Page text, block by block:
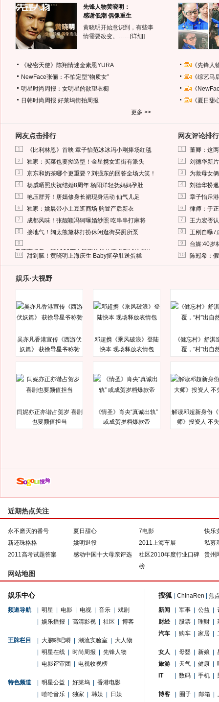
先锋人物黄晓明：
感谢低潮 偶像重生
黄晓明开始意识到，有些事
情需要改变。…… [详细]
《秘密天使》陈翔情迷金素恩YURA
NewFace张俪：不怕定型“物质女”
明星时尚周报：女明星的欲望衣橱
日韩时尚周报 好莱坞街拍周报
更多 >>
《先锋
《综艺
《
《夏日
网友点击排行
1 《比利林恩》首映 章子怡范冰冰冯小刚捧场红毯
2 独家：买菜也要拗造型！金星携女逛街有派头
3 京东和奶茶哪个更重要？刘强东的回答全场大笑！
4 杨威晒照庆祝结婚8周年 杨阳洋轻抚妈妈孕肚
5 艳压群芳！唐嫣修身长裙现身活动 仙气儿足
6 独家：姚晨带小土豆逛商场 购置产后新衣
7 成都风味！张靓颖冯轲曝婚纱照 吃串串打麻将
8 接地气！阔太熊黛林打扮休闲逛街买厕所泵
9
马蓉离婚后，砸1000万人民币给媒体要求删掉这照片
10 甜到腻！黄晓明上海庆生 Baby挺孕肚送蛋糕
网友评论排行
1 董卿：这
2 刘德华新
3 为救母女
4 刘德华扮
5 章子怡斥
6 律师：于
7 王力宏否
8 王刚自曝7
9 台媒:40岁
10 陈冠希：
娱乐·大视野
吴亦凡香港宣传《西游伏
妖篇》 获徐导星爷称赞
邓超携《乘风破浪》登陆
快本 现场释放表情包
《健忘村》舒淇
覆，“村”出自
闫妮亦正亦谐占贺岁 喜剧
也要颜值担当
《情圣》肖央“真诚出轨”
或成贺岁档爆款帝
解读邓超新身份
师》投资人 不
近期热点关注
永不磨灭的番号 夏日甜心 7电影
快乐
新还珠格格
姚明退役 2011上海车展
私募
2011高考试题答案
感动中国十大母亲评选
社区2010年度行业口碑
榜
贵州
网站地图
娱乐中心
频道导航 明星 电影 电视 音乐
戏剧
娱乐播报 高清影视 社区 博客
王牌栏目 大鹏嘚吧嘚 潮流实验室
大人物
明星在线 时尚周报
先锋人物
电影评审团 电视收视榜
特色频道 明星公益 好莱坞
香港电影
嘻哈音乐 独家 韩娱 日娱
搜狐 ChinaRen 焦
新闻 军事 公益
财经
股票 理财
汽车
购车 家居
女人 母婴 新娘
旅游
天气 健康
IT
数码 手机
博客 圈子 邮箱